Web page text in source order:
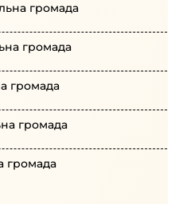
громада
громада
громада
громада
громада